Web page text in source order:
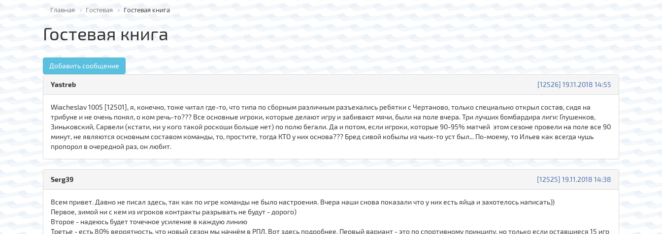
Главная Гостевая Гостевая книга
Гостевая книга
Добавить сообщение
[12526] 19.11.2018 14:55
Yastreb
Wiacheslav 1005 [12501], я, конечно, тоже читал где-то, что типа по сборным различным разъехались ребятки с Чертаново, только специально открыл состав, сидя на
трибуне и не очень понял, о ком речь-то??? Все основные игроки, которые делают игру и забивают мячи, были на поле вчера. Три лучших бомбардира лиги: Глушенков,
Зиньковский, Сарвели (кстати, ни у кого такой роскоши больше нет) по полю бегали. Да и потом, если игроки, которые 90-95% матчей этом сезоне провели на поле все 90
минут, не являются основным составом команды, то, простите, тогда КТО у них основа??? Бред сивой кобылы из чьих-то уст был... По-моему, то Ильев как всегда чушь
пропорол в очередной раз, он любит.
[12525] 19.11.2018 14:38
Serg39
Всем привет. Давно не писал здесь, так как по игре команды не было настроения. Вчера наши снова показали что у них есть яйца и захотелось написать))
Первое, зимой ни с кем из игроков контракты разрывать не будут - дорого)
Второе - надеюсь будет точечное усиление в каждую линию
Третье - есть 80% вероятность, что новый сезон мы начнём в РПЛ. Вот здесь подробнее. Первый вариант - это по спортивному принципу, но только если оставшиеся 15 игр